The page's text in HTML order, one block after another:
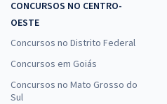
CONCURSOS NO CENTRO-
OESTE
Concursos no Distrito Federal
Concursos em Goiás
Concursos no Mato Grosso do
Sul